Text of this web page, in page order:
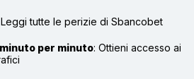
Leggi tutte le perizie di Sbancobet
per minuto: Ottieni accesso ai